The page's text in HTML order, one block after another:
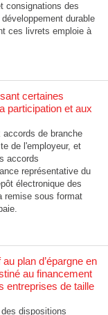
consignations des
durable
ces livrets emploie à
certaines
participation et aux
de branche
de l'employeur, et
accords
représentative du
électronique des
remise sous format
plan d’épargne en
au financement
entreprises de taille
dispositions